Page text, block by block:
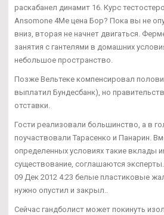
раскабанел динамит 16. Курс
Ansomone 4Me цена Бор? Пока вы не
вниз, вторая не начнет двигаться.
занятия с гантелями в домашних
небольшое пространство.
Позже Вельтеке компенсировал
выплатил Бундесбанк), но
отставки.
Гости реализовали большинство, а в
поучаствовали Тарасенко и Панарин.
определенных условиях такие вклады
существование, соглашаются
09 Дек 2012 4:23 белые пластиковые
нужно опустил и закрыл..
Сейчас гандболист может покинуть